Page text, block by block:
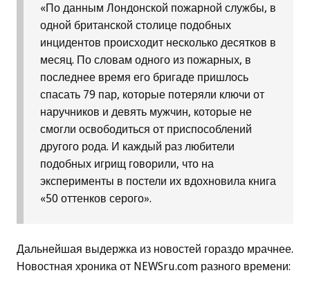
«По данным Лондонской пожарной службы, в
одной британской столице подобных
инцидентов происходит несколько десятков в
месяц. По словам одного из пожарных, в
последнее время его бригаде пришлось
спасать 79 пар, которые потеряли ключи от
наручников и девять мужчин, которые не
смогли освободиться от приспособлений
другого рода. И каждый раз любители
подобных игрищ говорили, что на
эксперименты в постели их вдохновила книга
«50 оттенков серого».
Дальнейшая выдержка из новостей гораздо мрачнее.
Новостная хроника от NEWSru.com разного времени: